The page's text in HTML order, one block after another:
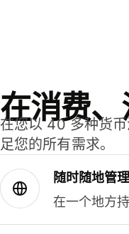
在消费
在您以 40 多种货
足您的所有需求。
随时随地管
在一个地方